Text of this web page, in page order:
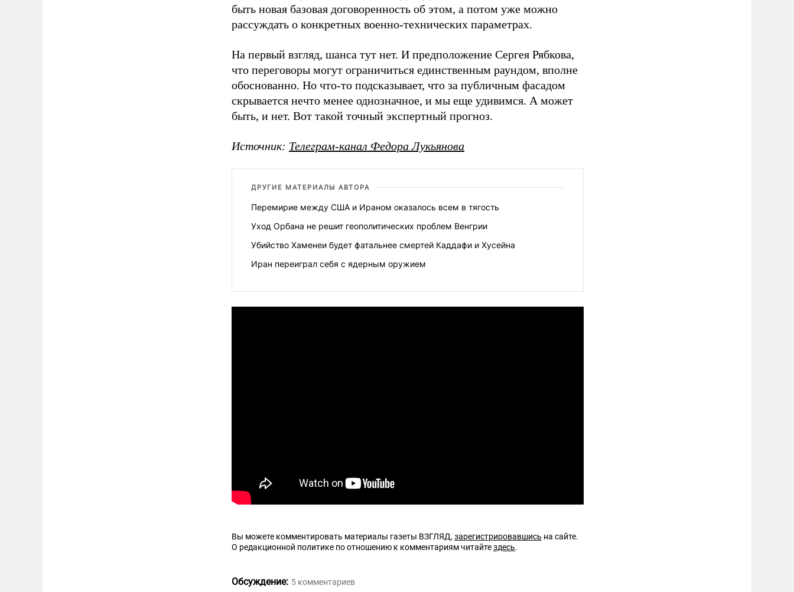
быть новая базовая договоренность об этом, а потом уже можно
рассуждать о конкретных военно-технических параметрах.
На первый взгляд, шанса тут нет. И предположение Сергея Рябкова,
что переговоры могут ограничиться единственным раундом, вполне
обоснованно. Но что-то подсказывает, что за публичным фасадом
скрывается нечто менее однозначное, и мы еще удивимся. А может
быть, и нет. Вот такой точный экспертный прогноз.
Источник: Телеграм-канал Федора Лукьянова
ДРУГИЕ МАТЕРИАЛЫ АВТОРА
Перемирие между США и Ираном оказалось всем в тягость
Уход Орбана не решит геополитических проблем Венгрии
Убийство Хаменеи будет фатальнее смертей Каддафи и Хусейна
Иран переиграл себя с ядерным оружием
Вы можете комментировать материалы газеты ВЗГЛЯД,зарегистрировавшись на сайте.
О редакционной политике по отношению к комментариям читайтездесь.
Обсуждение: 5 комментариев